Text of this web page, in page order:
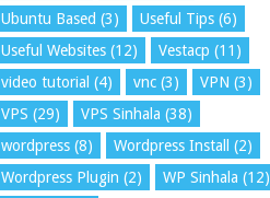
Ubuntu Based (3) Useful Tips (6)
Useful Websites (12) Vestacp (11)
video tutorial (4) vnc (3) VPN (3)
VPS (29) VPS Sinhala (38)
wordpress (8) Wordpress Install
(2)
Wordpress Plugin (2) WP Sinhala (12)